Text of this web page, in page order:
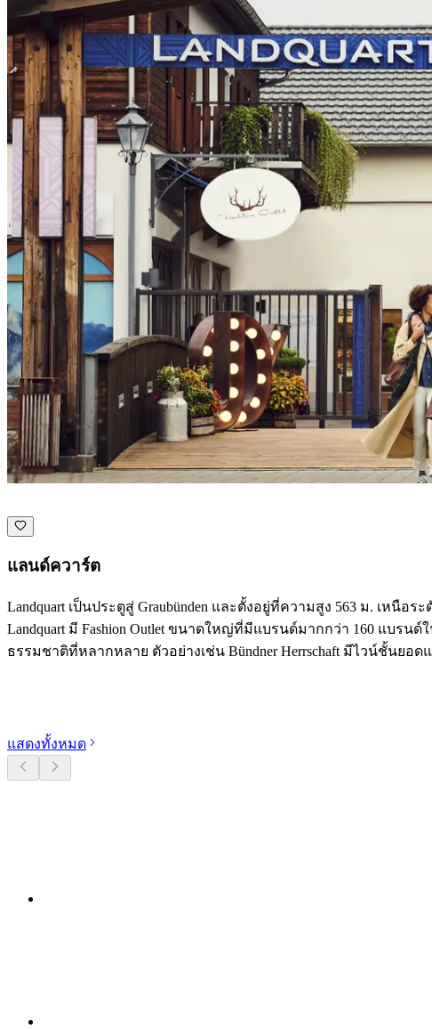
แลนด์ควาร์ต
Landquart เป็นประตูสู่ Graubünden และตั้งอยู่ที่ความสูง 563 ม. เ
Landquart มี Fashion Outlet ขนาดใหญ่ที่มีแบรนด์มากกว่า 160 แบ
ธรรมชาติที่หลากหลาย ตัวอย่างเช่น Bündner Herrschaft มีไวน์ชั้นยอด
แสดงทั้งหมด